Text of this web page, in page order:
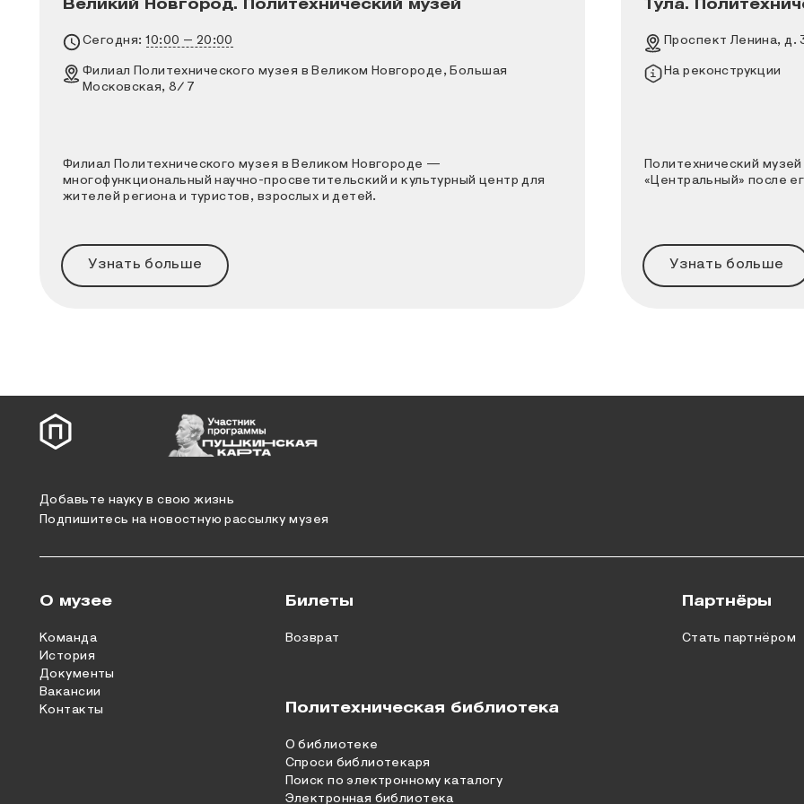
Великий Новгород. Политехнический музей
Филиал Политехнического музея в Великом Новгороде — многофункциональный научно-
Расписание работы
Сегодня: 10:00 – 20:00
Адрес
Филиал Политехнического музея в Великом Новгороде, Большая
Московская, 8/7
Филиал Политехнического музея в Великом Новгороде —
многофункциональный научно-просветительский и культурный центр для
жителей региона и туристов, взрослых и детей.
Узнать больше
Тула.
Политехнический
Адрес
Проспект Ленина, д.
Информация о
На реконструкции
Политехнический
«Центральный» после
Узнать больше
Добавьте науку в свою жизнь
Подпишитесь на новостную рассылку музея
О музее
Команда
История
Документы
Вакансии
Контакты
Билеты
Возврат
Партнёры
Стать партнёром
Политехническая библиотека
О библиотеке
Спроси библиотекаря
Поиск по электронному каталогу
Электронная библиотека